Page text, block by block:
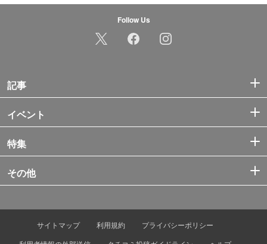
Follow Us
記事
イベント
特集
その他
サイトマップ 利用規約
プライバシーポリシー